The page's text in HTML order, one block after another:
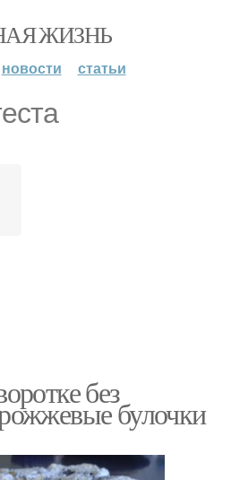
ЖИЗНЬ
новости статьи
без
булочки